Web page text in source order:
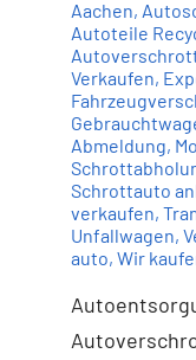
Aachen,
Autoteile
Verkaufen,
Abmeldung,
Schrottauto
verkaufen,
Unfallwagen,
auto, Wir